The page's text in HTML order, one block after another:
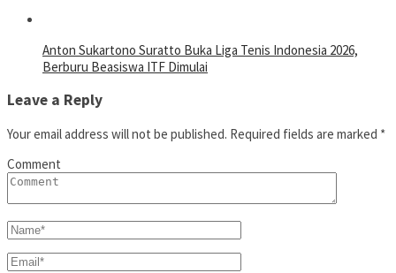
Anton Sukartono Suratto Buka Liga Tenis Indonesia 2026,
Berburu Beasiswa ITF Dimulai
Leave a Reply
Your email address will not be published. Required fields are marked *
Comment